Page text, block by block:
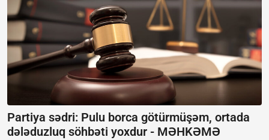
Partiya sədri: Pulu borca götürmüşəm, ortada
dələduzluq söhbəti yoxdur - MƏHKƏMƏ